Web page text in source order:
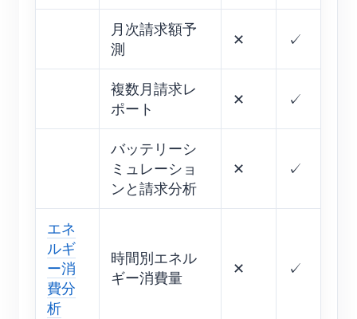
月次請求額予
測
✕ ✓
複数月請求レ
ポート
✕ ✓
バッテリーシ
ミュレーショ
ンと請求分析
✕ ✓
エネ
ルギ
ー消
費分
析
時間別エネル
ギー消費量
✕ ✓